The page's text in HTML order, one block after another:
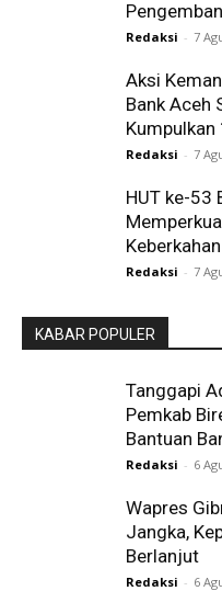
Redaksi - 7
Aksi
Bank Aceh
Redaksi - 7
HUT ke-53
Redaksi - 7
KABAR POPULER
Tanggapi
Pemkab
Bantuan
Redaksi - 6
Wapres
Jangka,
Berlanjut
Redaksi - 6